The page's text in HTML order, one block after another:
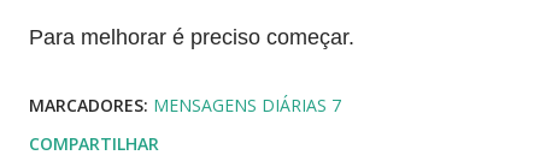
Para melhorar é preciso começar.
MARCADORES: MENSAGENS DIÁRIAS 7
COMPARTILHAR